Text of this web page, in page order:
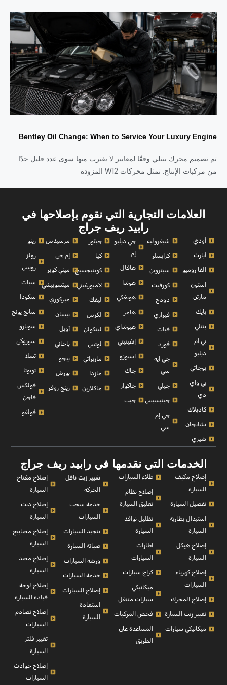
Bentley Oil Change: When to Service Your Luxury Engine
تم تصميم محرك بنتلي وفقًا لمعايير لا يقترب منها سوى عدد قليل جدًا
من مركبات الإنتاج. تمثل محركات W12 المزودة
العلامات التجارية التي نقوم بإصلاحها في
رابيد ريف جراج
أودي
أبارث
الفا روميو
أستون
مارتن
بايك
بنتلي
بي ام
دبليو
بوجاتي
بي واي
دي
كاديلاك
تشانجان
شيري
شيفروليه
كرايسلر
سيتروين
كورفيت
دودج
فيراري
فيات
فورد
جي ايه
سي
جيلي
جينيسيس
جي إم
سي
جي دبليو
إم
هافال
هوندا
هونغكي
هامر
هيونداي
إنفينيتي
ايسوزو
جاك
جاكوار
جيب
جيتور
كيا
كوينيجسيج
لامبورغيني
ليفك
لكزس
لينكولن
لوتس
مازيراتي
مازدا
ماكلارين
مرسيدس
إم جي
ميني كوبر
ميتسوبيشي
ميركوري
نيسان
أوبل
باجاني
بيجو
بورش
رينج روفر
رينو
رولز
رويس
سيات
سكودا
سانج يونج
سوبارو
سوزوكي
تسلا
تويوتا
فولكس
فاجن
فولفو
الخدمات التي نقدمها في رابيد ريف جراج
إصلاح مكيف
السيارة
تفصيل السيارة
استبدال بطارية
السيارة
إصلاح هيكل
السيارة
إصلاح كهرباء
السيارات
إصلاح المحرك
تغيير زيت السيارة
ميكانيكي سيارات
طلاء السيارات
إصلاح نظام
تعليق السيارة
تظليل نوافذ
السيارة
اطارات
السيارات
كراج سيارات
ميكانيكي
سيارات متنقل
فحص المركبات
المساعدة على
الطريق
تغيير زيت ناقل
الحركة
خدمة سحب
السيارات
تنجيد السيارات
صيانة السيارة
ورشة السيارات
خدمة السيارات
إصلاح السيارات
استعادة
السيارة
إصلاح مفتاح
السيارة
إصلاح دنت
السيارة
إصلاح مصابيح
السيارة
إصلاح مصد
السيارة
إصلاح لوحة
قيادة السيارة
إصلاح تصادم
السيارات
تغيير فلتر
السيارة
إصلاح حوادث
السيارات